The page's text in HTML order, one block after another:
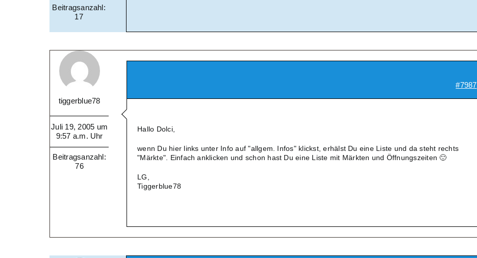
Beitragsanzahl:
17
tiggerblue78
Juli 19, 2005 um
9:57 a.m. Uhr
Beitragsanzahl:
76
#7987
Hallo Dolci,
wenn Du hier links unter Info auf "allgem. Infos" klickst, erhälst Du eine Liste und da steht rechts
"Märkte". Einfach anklicken und schon hast Du eine Liste mit Märkten und Öffnungszeiten 🙂
LG,
Tiggerblue78